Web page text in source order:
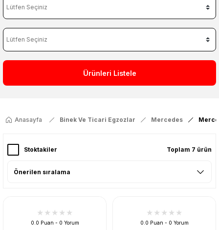
Ürünleri Listele
Anasayfa Binek Ve Ticari Egzozlar Mercedes
Stoktakiler Toplam 7 ürün
0.0 Puan - 0 Yorum 0.0 Puan - 0 Yorum